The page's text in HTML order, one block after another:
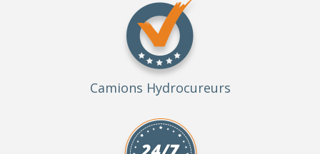
Camions Hydrocureurs